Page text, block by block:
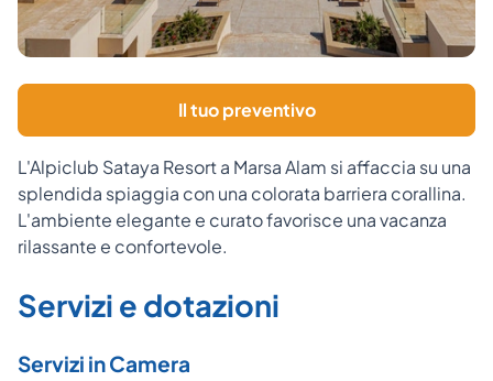
Il tuo preventivo
L'Alpiclub Sataya Resort a Marsa Alam si affaccia su una
splendida spiaggia con una colorata barriera corallina.
L'ambiente elegante e curato favorisce una vacanza
rilassante e confortevole.
Servizi e dotazioni
Servizi in Camera